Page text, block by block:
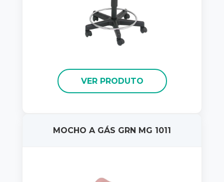
VER PRODUTO
MOCHO A GÁS GRN MG 1011